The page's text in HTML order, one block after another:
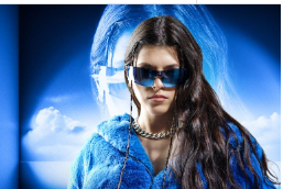
30 JANVIER 2026